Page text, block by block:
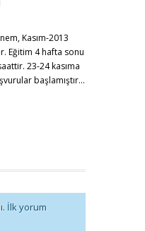
Kasım-2013
Eğitim 4 hafta sonu
23-24 kasıma
başlamıştır…
İlk yorum